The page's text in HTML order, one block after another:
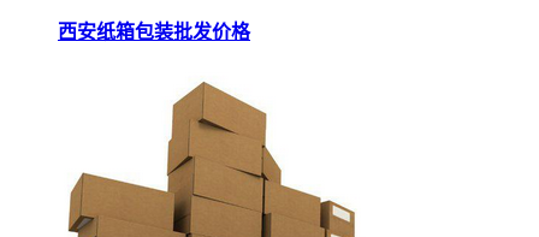
西安纸箱包装批发价格